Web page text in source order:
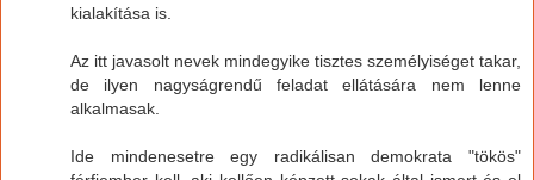
kialakítása is.
Az itt javasolt nevek mindegyike tisztes személyiséget takar,
de ilyen nagyságrendű feladat ellátására nem lenne
alkalmasak.
Ide mindenesetre egy radikálisan demokrata "tökös"